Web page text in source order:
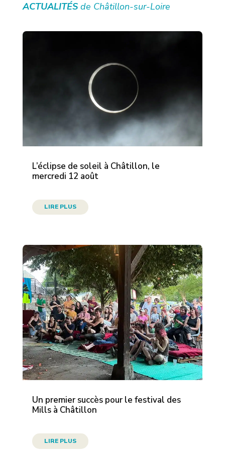
ACTUALITÉS de Châtillon-sur-Loire
L’éclipse de soleil à Châtillon, le
mercredi 12 août
LIRE PLUS
Un premier succès pour le festival des
Mills à Châtillon
LIRE PLUS